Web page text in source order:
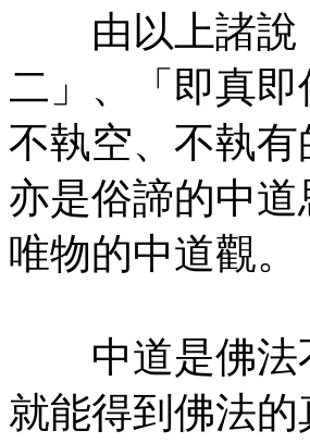
由以上諸說
二」、「即真
不執空、不執
亦是俗諦的中
唯物的中道觀。
中道是佛法不
就能得到佛法